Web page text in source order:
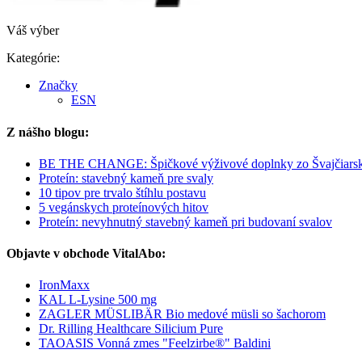
Váš výber
Kategórie:
Značky
ESN
Z nášho blogu:
BE THE CHANGE: Špičkové výživové doplnky zo
Proteín: stavebný kameň pre svaly
10 tipov pre trvalo štíhlu postavu
5 vegánskych proteínových hitov
Proteín: nevyhnutný stavebný kameň pri budovaní svalov
Objavte v obchode VitalAbo:
IronMaxx
KAL L-Lysine 500 mg
ZAGLER MÜSLIBÄR Bio medové müsli so šachorom
Dr. Rilling Healthcare Silicium Pure
TAOASIS Vonná zmes "Feelzirbe®" Baldini